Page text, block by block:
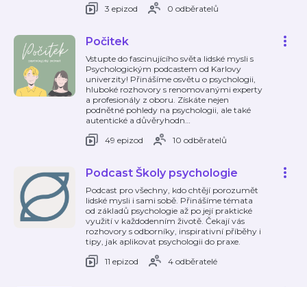
3 epizod
0 odběratelů
Počitek
Vstupte do fascinujícího světa lidské mysli s
Psychologickým podcastem od Karlovy
univerzity! Přinášíme osvětu o psychologii,
hluboké rozhovory s renomovanými experty
a profesionály z oboru. Získáte nejen
podnětné pohledy na psychologii, ale také
autentické a důvěryhodn…
49 epizod
10 odběratelů
Podcast Školy psychologie
Podcast pro všechny, kdo chtějí porozumět
lidské mysli i sami sobě. Přinášíme témata
od základů psychologie až po její praktické
využití v každodenním životě. Čekají vás
rozhovory s odborníky, inspirativní příběhy i
tipy, jak aplikovat psychologii do praxe.
11 epizod
4 odběratelé